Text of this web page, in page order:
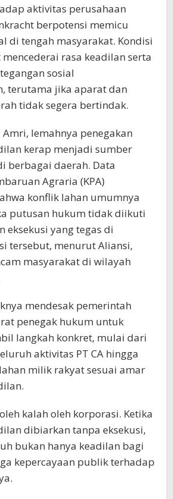
aktivitas perusahaan
berpotensi memicu
di tengah masyarakat. Kondisi
rasa keadilan serta
sosial
terutama jika aparat dan
tidak segera bertindak.
lemahnya penegakan
kerap menjadi sumber
berbagai daerah. Data
Agraria (KPA)
konflik lahan umumnya
putusan hukum tidak diikuti
eksekusi yang tegas di
tersebut, menurut Aliansi,
masyarakat di wilayah
mendesak pemerintah
penegak hukum untuk
langkah konkret, mulai dari
aktivitas PT CA hingga
milik rakyat sesuai amar
kalah oleh korporasi. Ketika
dibiarkan tanpa eksekusi,
bukan hanya keadilan bagi
kepercayaan publik terhadap